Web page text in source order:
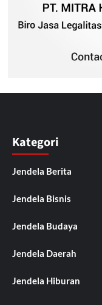
Kategori
Jendela Berita
Jendela Bisnis
Jendela Budaya
Jendela Daerah
Jendela Hiburan